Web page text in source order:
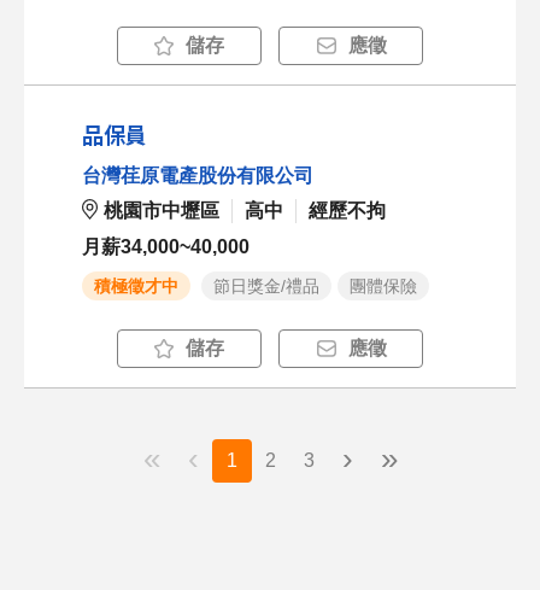
儲存 應徵
品保員
台灣荏原電產股份有限公司
桃園市中壢區
高中
經歷不拘
月薪34,000~40,000
積極徵才中 節日獎金/禮品 團體保險
儲存 應徵
« ‹ 1 2 3 › »